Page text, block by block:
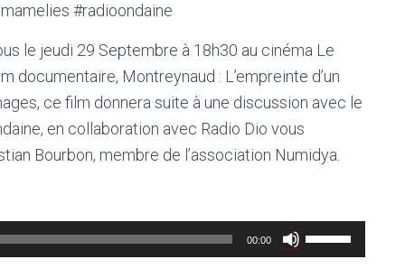
#radioondaine
le jeudi 29 Septembre à 18h30 au cinéma Le
documentaire, Montreynaud : L’empreinte d’un
ce film donnera suite à une discussion avec le
en collaboration avec Radio Dio vous
Bourbon, membre de l’association Numidya.
00:00
Utilisez
les